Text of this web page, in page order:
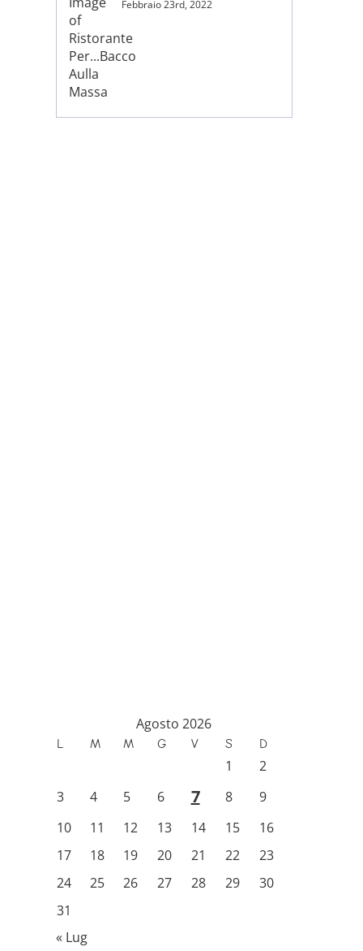
Febbraio 23rd, 2022
Agosto 2026
L M M G V S D
1
2
3
4 5 6 7 8
9
10
11 12 13 14 15
16
17
18 19 20 21 22
23
24
25 26 27 28 29
30
31
« Lug